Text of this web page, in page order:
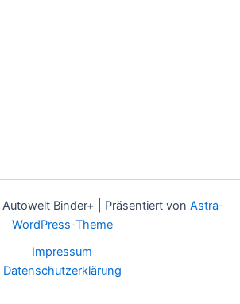
Binder+ | Präsentiert von Astra-
WordPress-Theme
Impressum
Datenschutzerklärung